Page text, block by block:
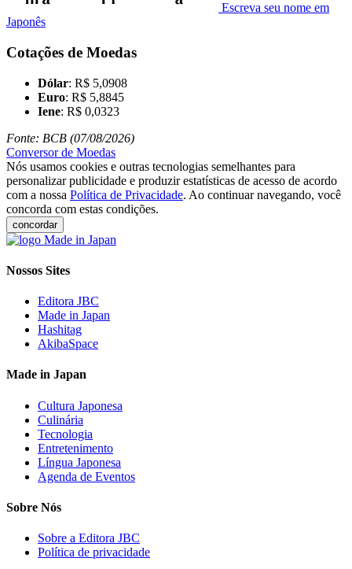
Escreva seu nome em
Japonês
Cotações de Moedas
Dólar: R$ 5,0908
Euro: R$ 5,8845
Iene: R$ 0,0323
Fonte: BCB (07/08/2026)
Conversor de Moedas
Nós usamos cookies e outras tecnologias semelhantes para
personalizar publicidade e produzir estatísticas de acesso de acordo
com a nossa Política de Privacidade. Ao continuar navegando, você
concorda com estas condições.
concordar
Nossos Sites
Editora JBC
Made in Japan
Hashitag
AkibaSpace
Made in Japan
Cultura Japonesa
Culinária
Tecnologia
Entretenimento
Língua Japonesa
Agenda de Eventos
Sobre Nós
Sobre a Editora JBC
Política de privacidade